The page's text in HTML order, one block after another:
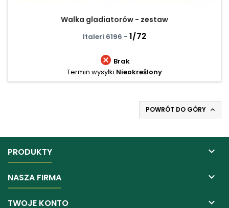
Walka gladiatorów - zestaw
Italeri 6196 - 1/72
 Brak
Termin wysyłki Nieokreślony
POWRÓT DO GÓRY 
PRODUKTY 
NASZA FIRMA 
TWOJE KONTO 